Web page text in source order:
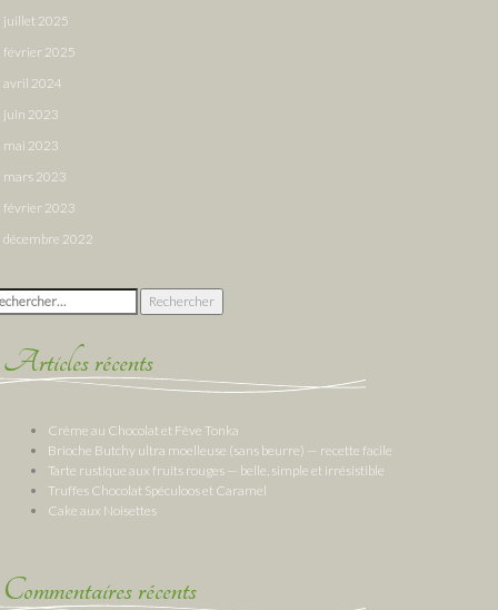
juillet 2025
février 2025
avril 2024
juin 2023
mai 2023
mars 2023
février 2023
décembre 2022
:
Articles récents
Crème au Chocolat et Fève Tonka
Brioche Butchy ultra moelleuse (sans beurre) — recette facile
Tarte rustique aux fruits rouges — belle, simple et irrésistible
Truffes Chocolat Spéculoos et Caramel
Cake aux Noisettes
Commentaires récents